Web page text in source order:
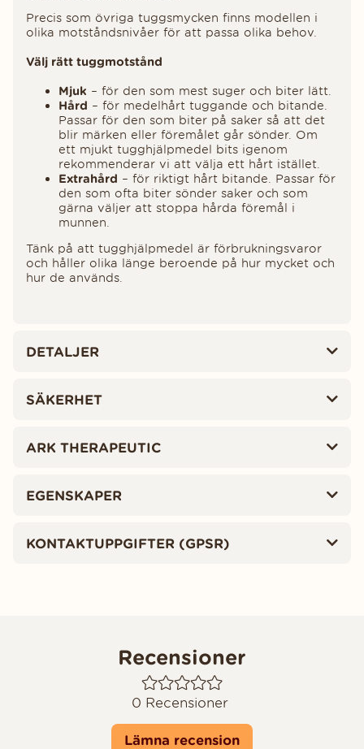
Precis som övriga tuggsmycken finns modellen i
olika motståndsnivåer för att passa olika behov.
Välj rätt tuggmotstånd
Mjuk – för den som mest suger och biter lätt.
Hård – för medelhårt tuggande och bitande.
Passar för den som biter på saker så att det
blir märken eller föremålet går sönder. Om
ett mjukt tugghjälpmedel bits igenom
rekommenderar vi att välja ett hårt istället.
Extrahård – för riktigt hårt bitande. Passar för
den som ofta biter sönder saker och som
gärna väljer att stoppa hårda föremål i
munnen.
Tänk på att tugghjälpmedel är förbrukningsvaror
och håller olika länge beroende på hur mycket och
hur de används.
DETALJER
SÄKERHET
ARK THERAPEUTIC
EGENSKAPER
KONTAKTUPPGIFTER (GPSR)
Recensioner
0 Recensioner
Lämna recension